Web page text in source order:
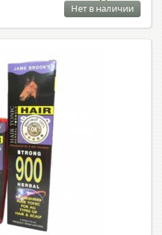
Нет в наличии